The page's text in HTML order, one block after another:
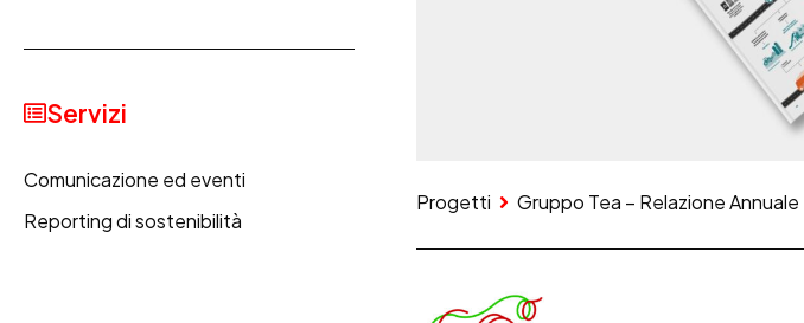
Servizi
Comunicazione ed eventi
Reporting di sostenibilità
Progetti Gruppo Tea – Relazione